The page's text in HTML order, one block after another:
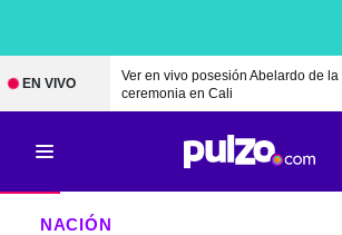
EN VIVO
Ver en vivo posesión Abelardo de
ceremonia en Cali
NACIÓN